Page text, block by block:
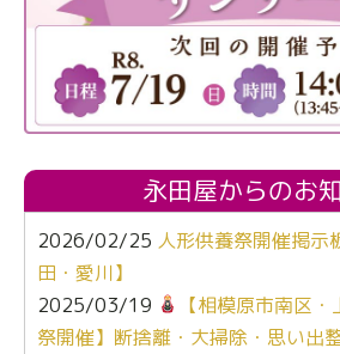
永田屋からのお
2026/02/25 人形供養祭開催掲示
田・愛川】
2025/03/19
【相模原市南区
祭開催】断捨離・大掃除・思い出